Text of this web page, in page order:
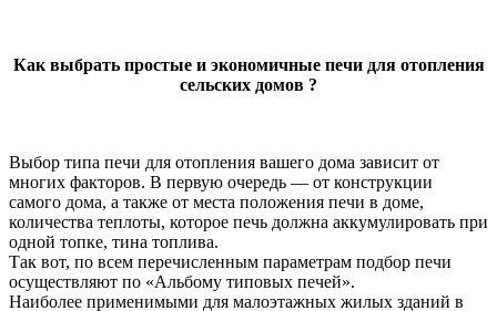
Как выбрать простые и экономичные печи для отопления
сельских домов ?
Выбор типа печи для отопления вашего дома зависит от
многих факторов. В первую очередь — от конструкции
самого дома, а также от места положения печи в доме,
количества теплоты, которое печь должна аккумулировать при
одной топке, тина топлива.
Так вот, по всем перечисленным параметрам подбор печи
осуществляют по «Альбому типовых печей».
Наиболее применимыми для малоэтажных жилых зданий в